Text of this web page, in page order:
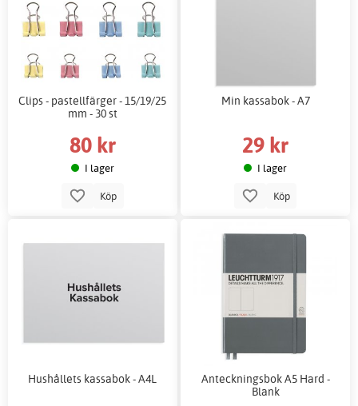
Clips - pastellfärger - 15/19/25
mm - 30 st
80 kr
I lager
Köp
Min kassabok - A7
29 kr
I lager
Köp
Hushållets kassabok - A4L
Anteckningsbok A5 Hard -
Blank